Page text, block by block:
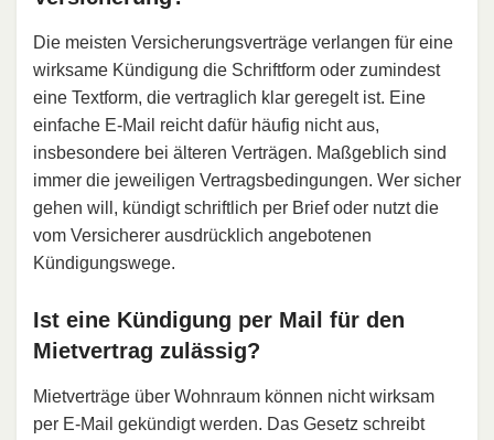
Die meisten Versicherungsverträge verlangen für eine
wirksame Kündigung die Schriftform oder zumindest
eine Textform, die vertraglich klar geregelt ist. Eine
einfache E-Mail reicht dafür häufig nicht aus,
insbesondere bei älteren Verträgen. Maßgeblich sind
immer die jeweiligen Vertragsbedingungen. Wer sicher
gehen will, kündigt schriftlich per Brief oder nutzt die
vom Versicherer ausdrücklich angebotenen
Kündigungswege.
Ist eine Kündigung per Mail für den
Mietvertrag zulässig?
Mietverträge über Wohnraum können nicht wirksam
per E-Mail gekündigt werden. Das Gesetz schreibt